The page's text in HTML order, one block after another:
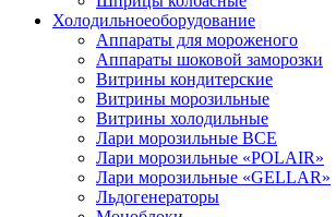
Холодильноеоборудование
Аппараты для мороженого
Аппараты шоковой заморозки
Витрины кондитерские
Витрины морозильные
Витрины холодильные
Лари морозильные ВСЕ
Лари морозильные «POLAIR»
Лари морозильные «GELLAR»
Льдогенераторы